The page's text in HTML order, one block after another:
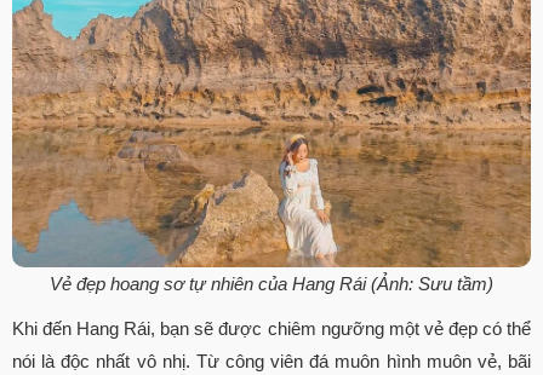
Vẻ đẹp hoang sơ tự nhiên của Hang Rái (Ảnh: Sưu tầm)
Khi đến Hang Rái, bạn sẽ được chiêm ngưỡng một vẻ đẹp có thể
nói là độc nhất vô nhị. Từ công viên đá muôn hình muôn vẻ, bãi